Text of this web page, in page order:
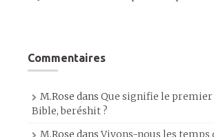
Commentaires
M.Rose dans Que signifie le
Bible, beréshit ?
M.Rose dansVivons-nous les temps